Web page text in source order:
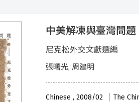
中美解凍與臺灣問題
尼克松外交文獻選編
張曙光, 周建明
Chinese , 2008/02 The